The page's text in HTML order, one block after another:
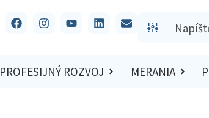
PROFESIJNÝ ROZVOJ MERANIA